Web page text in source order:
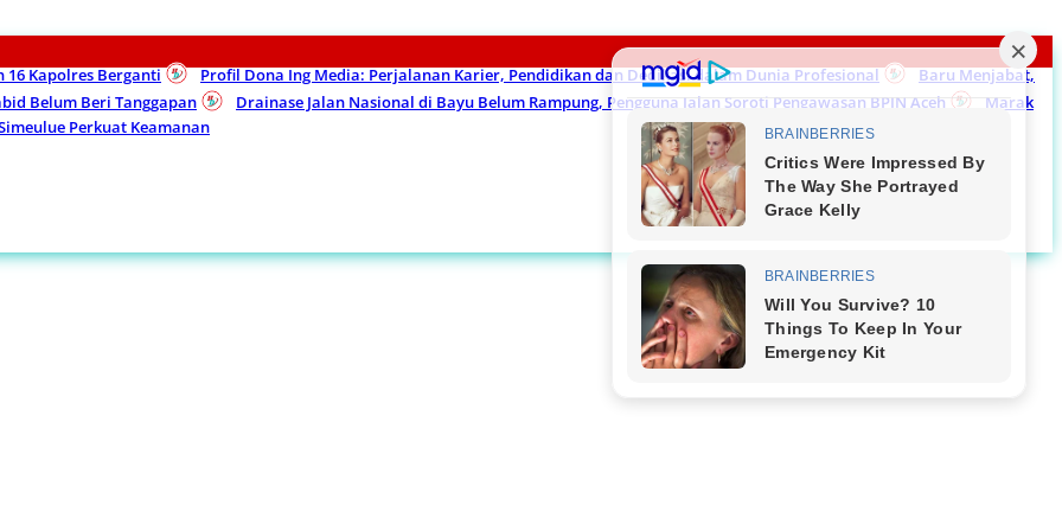
16 Kapolres Berganti
Profil Dona Ing Media: Perjalanan Karier, Pendidikan dan Dedikasi dalam Dunia Profesional
Baru Menjabat,
Belum Beri Tanggapan
Drainase Jalan Nasional di Bayu Belum Rampung, Pengguna Jalan Soroti Pengawasan BPJN Aceh
Marak
Perkuat Keamanan